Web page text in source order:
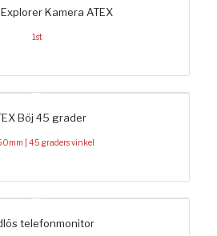
Kamera ATEX
1st
Böj 45 grader
| 45 graders vinkel
telefonmonitor